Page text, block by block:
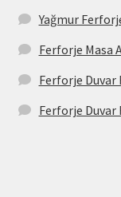
Yağmur
Ferforje Masa
Ferforje Duvar
Ferforje Duvar